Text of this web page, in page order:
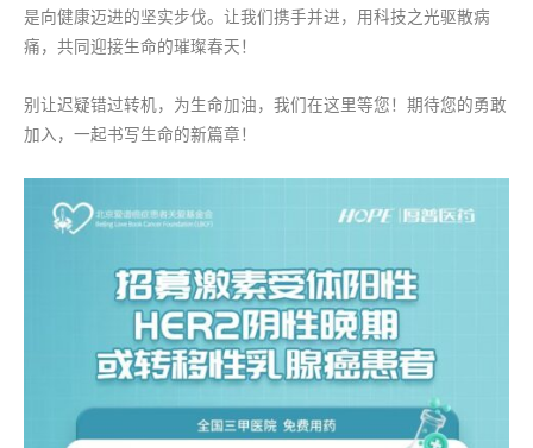
是向健康迈进的坚实步伐。让我们携手并进，用科技之光驱散病
痛，共同迎接生命的璀璨春天！
别让迟疑错过转机，为生命加油，我们在这里等您！期待您的勇敢
加入，一起书写生命的新篇章！